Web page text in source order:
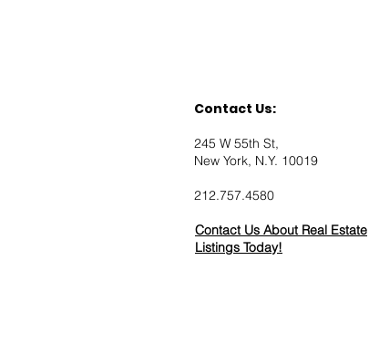
Contact Us:
245 W 55th St,
New York, N.Y. 10019
212.757.4580
Contact Us About Real Estate
Listings Today!